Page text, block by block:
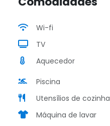
Wi-fi
TV
Aquecedor
Piscina
Utensílios de cozinha
Máquina de lavar